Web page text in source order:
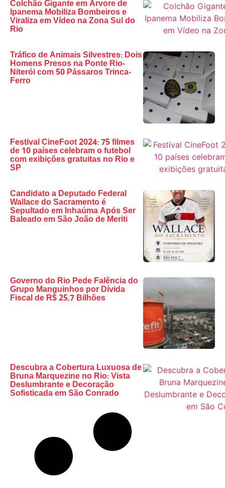
Colchão Gigante em Árvore de
Ipanema Mobiliza Bombeiros e
Viraliza em Vídeo na Zona Sul do
Rio
Tráfico de Animais Silvestres: Dois
Homens Presos na Ponte Rio-
Niterói com 50 Pássaros Trinca-
Ferro
Festival CineFoot 2024: 75 filmes
de 10 países celebram o futebol
com exibições gratuitas no Rio e
SP
Candidato a Deputado Federal
Wallace do Sacramento é
Sepultado em Inhaúma Após Ser
Baleado em São João de Meriti
Governo do Rio Pede Falência do
Grupo Manguinhos por Dívida
Fiscal de R$ 25,7 Bilhões
Descubra a Cobertura Luxuosa de
Bruna Marquezine no Rio: Vista
Deslumbrante e Decoração
Sofisticada em São Conrado